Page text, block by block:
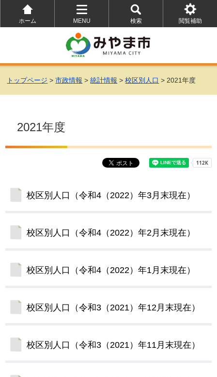
ホーム
MENU
を
開
く
検索
を
開
く
閲覧補助
を
トップページ >市政情報 >統計情報 >校区別人口 > 2021年度
2021年度
校区別人口（令和4（2022）年3月末現在）
校区別人口（令和4（2022）年2月末現在）
校区別人口（令和4（2022）年1月末現在）
校区別人口（令和3（2021）年12月末現在）
校区別人口（令和3（2021）年11月末現在）